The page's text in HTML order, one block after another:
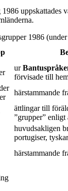
uppskattades
1986
ur
förvisade till
härstammande
ättlingar till
”grupper” enligt
huvudsakligen
portugiser,
härstammande